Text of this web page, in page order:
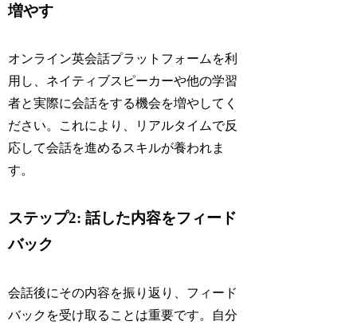
増やす
オンライン英会話プラットフォームを利
用し、ネイティブスピーカーや他の学習
者と実際に会話をする機会を増やしてく
ださい。これにより、リアルタイムで反
応して会話を進めるスキルが養われま
す。
ステップ2: 話した内容をフィード
バック
会話後にその内容を振り返り、フィード
バックを受け取ることは重要です。自分